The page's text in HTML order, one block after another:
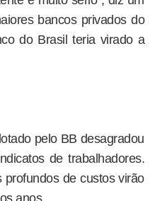
bancos privados do
do Brasil teria virado a
pelo BB desagradou
de trabalhadores.
profundos de custos virão
anos.